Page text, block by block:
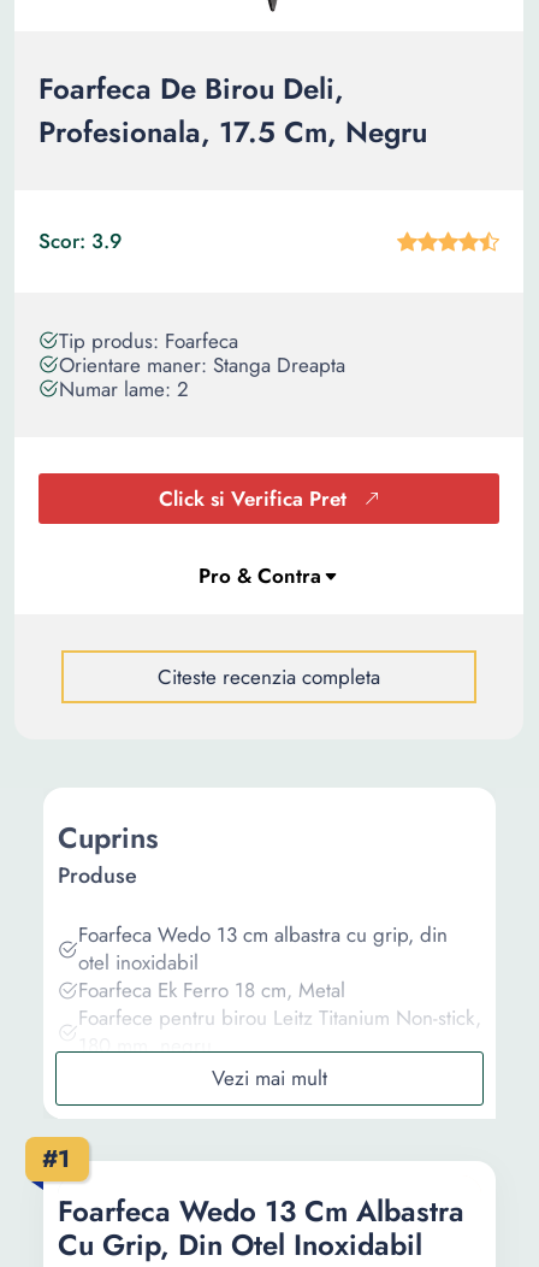
Foarfeca De Birou Deli,
Profesionala, 17.5 Cm, Negru
Scor: 3.9
Tip produs: Foarfeca
Orientare maner: Stanga Dreapta
Numar lame: 2
Click si Verifica Pret
Citeste recenzia completa
#1
Foarfeca Wedo 13 Cm Albastra
Cu Grip, Din Otel Inoxidabil
Cuprins
Produse
Foarfeca Wedo 13 cm albastra cu grip, din
otel inoxidabil
Foarfeca Ek Ferro 18 cm, Metal
Foarfece pentru birou Leitz Titanium Non-stick,
180 mm, negru
Foarfeca ErichKrause Explorer, 19 cm, Negru
Foarfeca de birou Deli, profesionala, 17.5 cm,
negru
Informații
Ghid de cumparare